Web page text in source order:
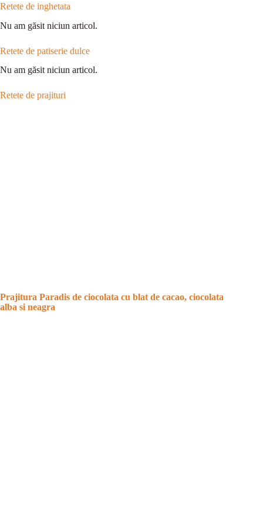
Retete de inghetata
Nu am găsit niciun articol.
Retete de patiserie dulce
Nu am găsit niciun articol.
Retete de prajituri
Prajitura Paradis de ciocolata cu blat de cacao, ciocolata
alba si neagra